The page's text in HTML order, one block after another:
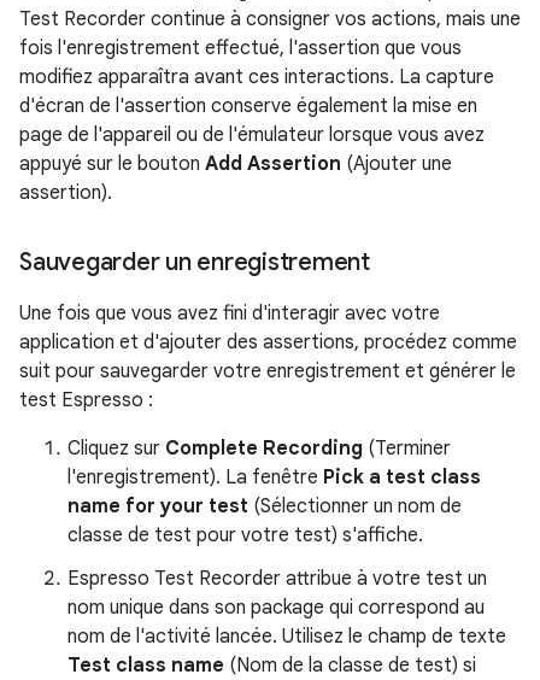
Test Recorder continue à consigner vos actions, mais une
fois l'enregistrement effectué, l'assertion que vous
modifiez apparaîtra avant ces interactions. La capture
d'écran de l'assertion conserve également la mise en
page de l'appareil ou de l'émulateur lorsque vous avez
appuyé sur le bouton Add Assertion (Ajouter une
assertion).
Sauvegarder un enregistrement
Une fois que vous avez fini d'interagir avec votre
application et d'ajouter des assertions, procédez comme
suit pour sauvegarder votre enregistrement et générer le
test Espresso :
Cliquez sur Complete Recording (Terminer
l'enregistrement). La fenêtre Pick a test class
name for your test (Sélectionner un nom de
classe de test pour votre test) s'affiche.
Espresso Test Recorder attribue à votre test un
nom unique dans son package qui correspond au
nom de l'activité lancée. Utilisez le champ de texte
Test class name (Nom de la classe de test) si